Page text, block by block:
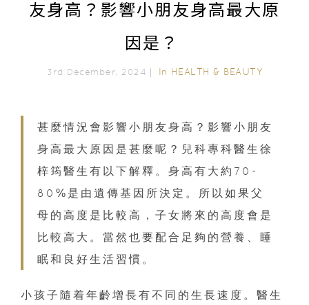
友身高？影響小朋友身高最大原
因是？
3rd December, 2024｜ In HEALTH & BEAUTY
甚麼情況會影響小朋友身高？影響小朋友
身高最大原因是甚麼呢？兒科專科醫生徐
梓筠醫生有以下解釋。身高有大約70-
80%是由遺傳基因所決定。所以如果父
母的高度是比較高，子女將來的高度會是
比較高大。當然也要配合足夠的營養、睡
眠和良好生活習慣。
小孩子隨着年齡增長有不同的生長速度。醫生